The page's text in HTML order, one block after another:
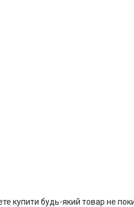
купити будь-який товар не